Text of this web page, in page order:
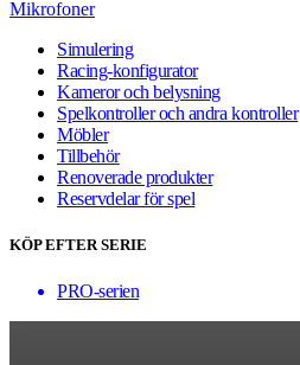
Mikrofoner
Simulering
Racing-konfigurator
Kameror och belysning
Spelkontroller och andra kontroller
Möbler
Tillbehör
Renoverade produkter
Reservdelar för spel
KÖP EFTER SERIE
PRO-serien